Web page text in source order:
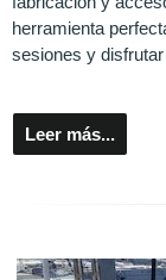
herramienta
sesiones y
Leer más...